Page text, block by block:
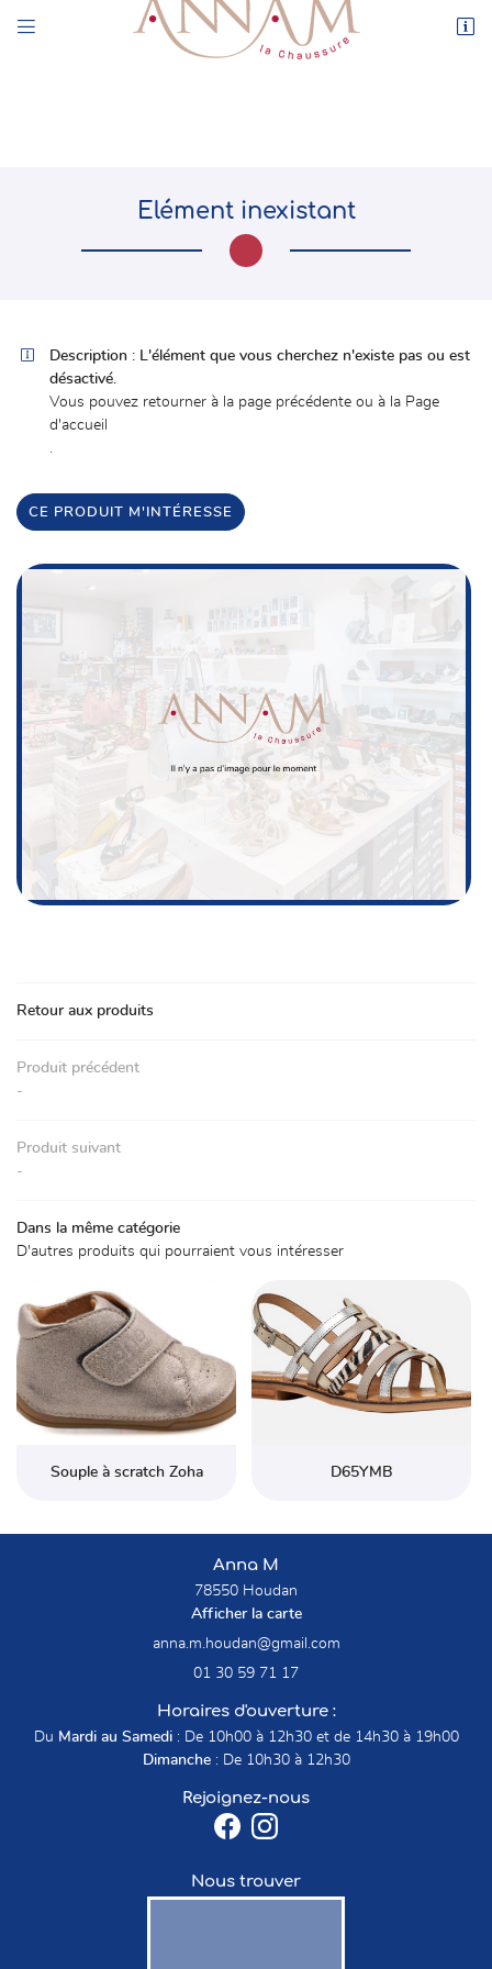

Contact

En cochant cette case, vous consentez à recevoir nos propositions commerciales à
l'adresse email indiqué ci-dessus. Vous pouvez vous désinscrire à tout moment en
utilisantle formulaire de désinscription .
Elément inexistant
 Description : L'élément que vous cherchez n'existe pas ou est
désactivé.
Vous pouvez retourner à la page précédente ou à la Page
d'accueil
.
CE PRODUIT M'INTÉRESSE
Retour aux produits
Produit précédent
-
Produit suivant
-
Dans la même catégorie
D'autres produits qui pourraient vous intéresser
Souple à scratch Zoha D65YMB
Anna M
78550 Houdan
Afficher la carte
01 30 59 71 17
Horaires d'ouverture :
Du Mardi au Samedi: De 10h00 à 12h30 et de 14h30 à 19h00
Dimanche: De 10h30 à 12h30
Rejoignez-nous
Nous trouver